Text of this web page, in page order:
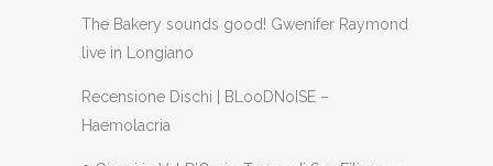
The Bakery sounds good! Gwenifer Raymond
live in Longiano
Recensione Dischi | BLooDNoISE –
Haemolacria